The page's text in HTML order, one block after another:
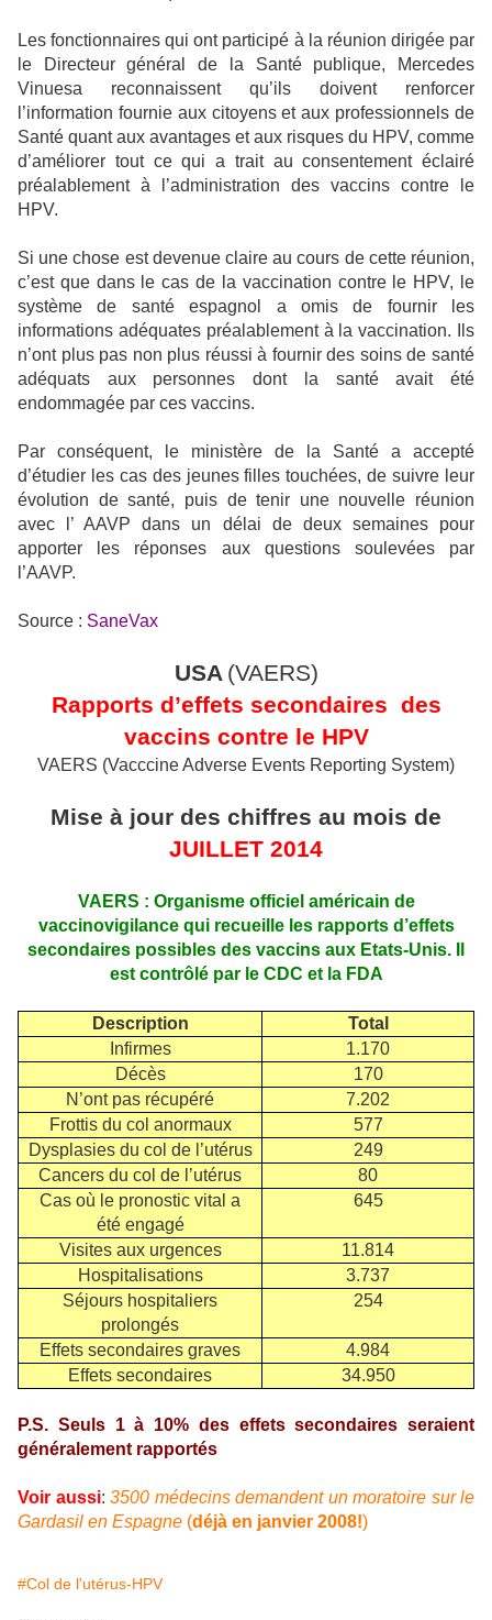
Les fonctionnaires qui ont participé à la réunion dirigée par
le Directeur général de la Santé publique, Mercedes
Vinuesa reconnaissent qu’ils doivent renforcer
l’information fournie aux citoyens et aux professionnels de
Santé quant aux avantages et aux risques du HPV, comme
d’améliorer tout ce qui a trait au consentement éclairé
préalablement à l’administration des vaccins contre le
HPV.
Si une chose est devenue claire au cours de cette réunion,
c’est que dans le cas de la vaccination contre le HPV, le
système de santé espagnol a omis de fournir les
informations adéquates préalablement à la vaccination. Ils
n’ont plus pas non plus réussi à fournir des soins de santé
adéquats aux personnes dont la santé avait été
endommagée par ces vaccins.
Par conséquent, le ministère de la Santé a accepté
d’étudier les cas des jeunes filles touchées, de suivre leur
évolution de santé, puis de tenir une nouvelle réunion
avec l’ AAVP dans un délai de deux semaines pour
apporter les réponses aux questions soulevées par
l’AAVP.
Source : SaneVax
USA (VAERS)
Rapports d’effets secondaires des
vaccins contre le HPV
VAERS (Vacccine Adverse Events Reporting System)
Mise à jour des chiffres au mois de
JUILLET 2014
VAERS : Organisme officiel américain de
vaccinovigilance qui recueille les rapports d’effets
secondaires possibles des vaccins aux Etats-Unis. Il
est contrôlé par le CDC et la FDA
Description
Total
Infirmes
1.170
Décès
170
N’ont pas récupéré
7.202
Frottis du col anormaux
577
Dysplasies du col de l’utérus
249
Cancers du col de l’utérus
80
Cas où le pronostic vital a
été engagé
645
Visites aux urgences
11.814
Hospitalisations
3.737
Séjours hospitaliers
prolongés
254
Effets secondaires graves
4.984
Effets secondaires
34.950
P.S. Seuls 1 à 10% des effets secondaires seraient
généralement rapportés
Voir aussi: 3500 médecins demandent un moratoire sur le
Gardasil en Espagne (déjà en janvier 2008!)
#Col de l'utérus-HPV